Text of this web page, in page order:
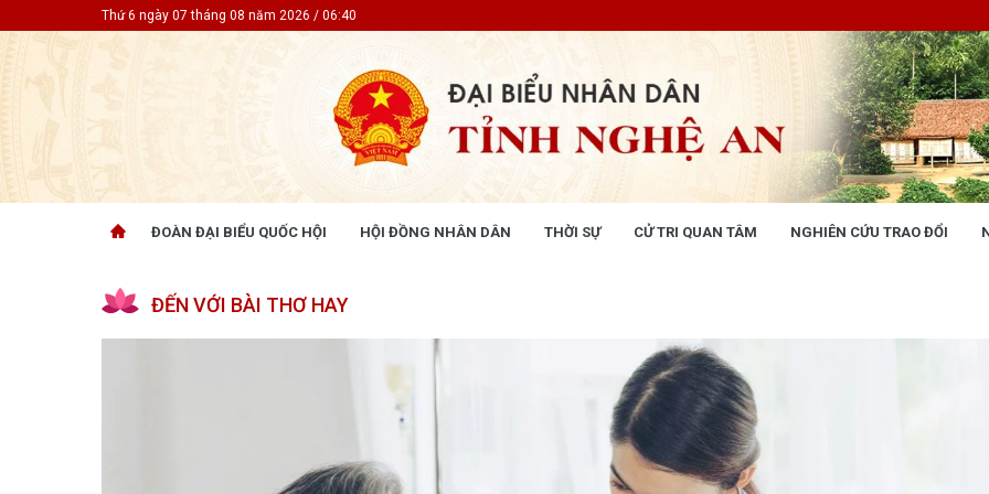
Thứ 6 ngày 07 tháng 08 năm 2026 / 06:40
ĐOÀN ĐẠI BIỂU QUỐC HỘI HỘI ĐỒNG NHÂN DÂN THỜI SỰ CỬ TRI QUAN TÂM NGHIÊN CỨU TRAO ĐỔI
Tin hoạt động
Tin hoạt động Đảng, đoàn thể
Tài liệu kỳ họp HĐND tỉnh
Tài liệu giám sát, khảo sát
Nghị quyết của HĐND tỉnh
GÓP Ý XÂY DỰNG CHÍNH SÁCH,
ĐẾN VỚI BÀI THƠ HAY